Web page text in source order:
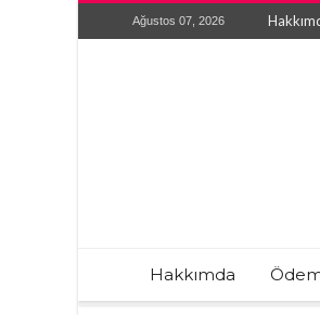
Ağustos 07, 2026
Hakkımda